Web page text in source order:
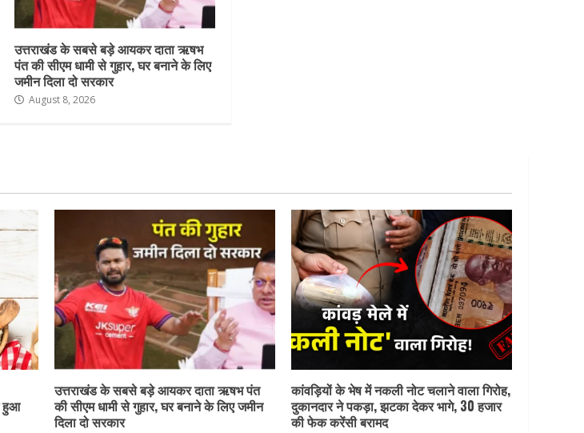
उत्तराखंड के सबसे बड़े आयकर दाता ऋषभ
पंत की सीएम धामी से गुहार, घर बनाने के लिए
जमीन दिला दो सरकार
August 8, 2026
हुआ
उत्तराखंड के सबसे बड़े आयकर दाता ऋषभ पंत
की सीएम धामी से गुहार, घर बनाने के लिए जमीन
दिला दो सरकार
कांवड़ियों के भेष में नकली नोट चलाने वाला गिरोह,
दुकानदार ने पकड़ा, झटका देकर भागे, 30 हजार
की फेक करेंसी बरामद